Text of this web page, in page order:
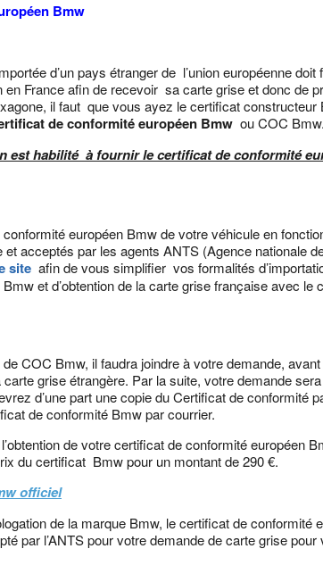
Bmw
d’un pays étranger de l’union européenne doit
en France afin de recevoir sa carte grise et donc de
il faut que vous ayez le certificat constructeur
de conformité européen Bmw ou COC Bmw.
est habilité à fournir le certificat de conformité
européen Bmw de votre véhicule en
acceptés par les agents ANTS (Agence nationale
site afin de vous simplifier vos formalités
et d’obtention de la carte grise française avec le
COC Bmw, il faudra joindre à votre demande,
grise étrangère. Par la suite, votre demande
d’une part une copie du Certificat de conformité
de conformité Bmw par courrier.
de votre certificat de conformité européen
du certificat Bmw pour un montant de 290 €.
officiel
de la marque Bmw, le certificat de conformité
par l’ANTS pour votre demande de carte grise pour